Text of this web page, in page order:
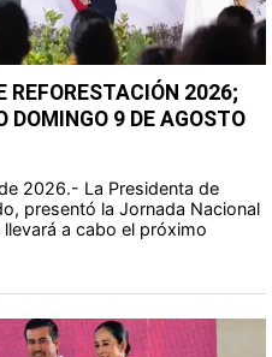
REFORESTACIÓN 2026;
DOMINGO 9 DE AGOSTO
2026.- La Presidenta de
presentó la Jornada Nacional
a cabo el próximo